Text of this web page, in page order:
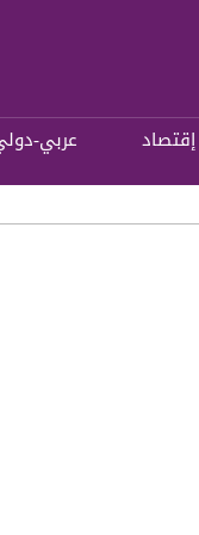
إقتصاد عربي-